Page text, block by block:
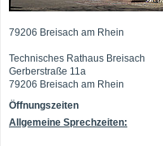
79206 Breisach am Rhein
Technisches Rathaus Breisach
Gerberstraße 11a
79206 Breisach am Rhein
Öffnungszeiten
Allgemeine Sprechzeiten: